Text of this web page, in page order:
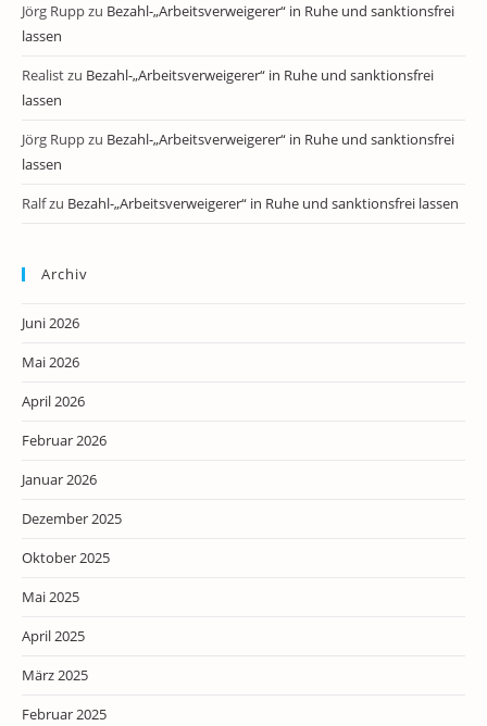
Jörg Ruppzu Bezahl-„Arbeitsverweigerer“ in Ruhe und sanktionsfrei
lassen
Realistzu Bezahl-„Arbeitsverweigerer“ in Ruhe und sanktionsfrei
lassen
Jörg Ruppzu Bezahl-„Arbeitsverweigerer“ in Ruhe und sanktionsfrei
lassen
Ralfzu Bezahl-„Arbeitsverweigerer“ in Ruhe und sanktionsfrei lassen
Archiv
Juni 2026
Mai 2026
April 2026
Februar 2026
Januar 2026
Dezember 2025
Oktober 2025
Mai 2025
April 2025
März 2025
Februar 2025